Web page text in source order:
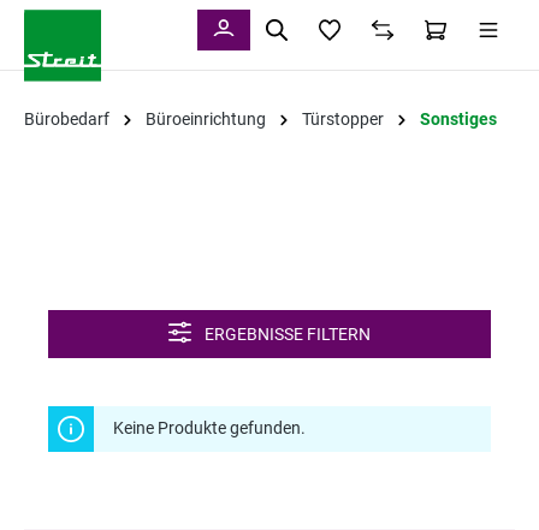
Bürobedarf Büroeinrichtung Türstopper Sonstiges
ERGEBNISSE FILTERN
Keine Produkte gefunden.